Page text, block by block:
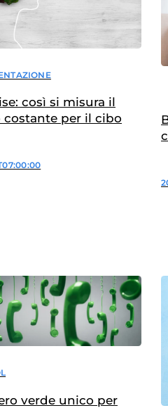
così si misura il
costante per il cibo
verde unico per